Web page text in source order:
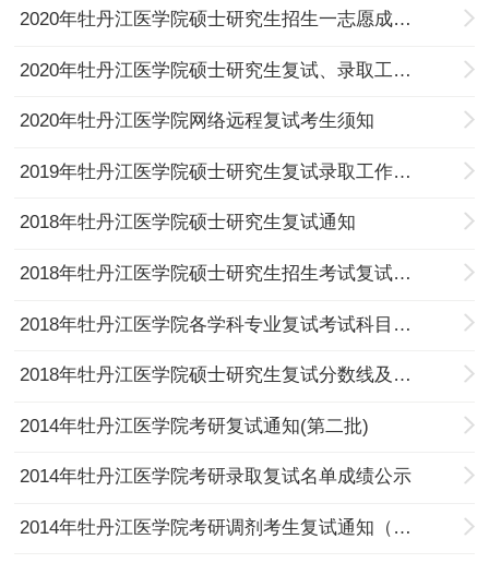
2020年牡丹江医学院硕士研究生招生一志愿成绩公示
2020年牡丹江医学院硕士研究生复试、录取工作办法(最新)
2020年牡丹江医学院网络远程复试考生须知
2019年牡丹江医学院硕士研究生复试录取工作办法
2018年牡丹江医学院硕士研究生复试通知
2018年牡丹江医学院硕士研究生招生考试复试笔试题型及分值
2018年牡丹江医学院各学科专业复试考试科目及参考书目
2018年牡丹江医学院硕士研究生复试分数线及录取工作方案
2014年牡丹江医学院考研复试通知(第二批)
2014年牡丹江医学院考研录取复试名单成绩公示
2014年牡丹江医学院考研调剂考生复试通知（第一批）